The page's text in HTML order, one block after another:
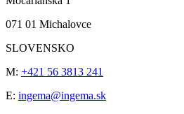
071 01 Michalovce
SLOVENSKO
M: +421 56 3813 241
E: ingema@ingema.sk